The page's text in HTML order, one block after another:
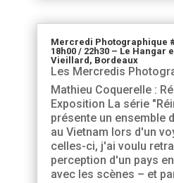
Mercredi Photographique
18h00 / 22h30 – Le Hangar
Vieillard, Bordeaux
Les Mercredis
Mathieu Coquerelle :
Exposition La série
présente un ensemble
au Vietnam lors d'un
celles-ci, j'ai voulu
perception d'un pays
avec les scènes – et